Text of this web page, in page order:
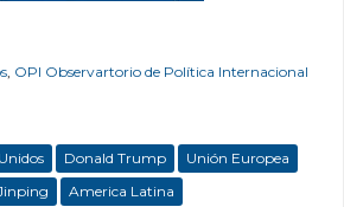
, OPI Observartorio de Política Internacional
Donald Trump
Unión Europea
America Latina